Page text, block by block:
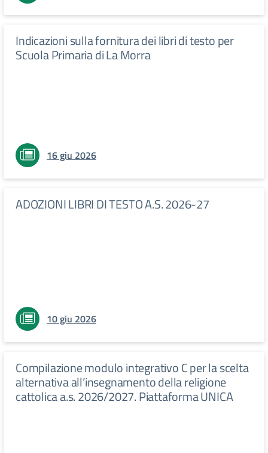
Indicazioni sulla fornitura dei libri di testo per
Scuola Primaria di La Morra
16 giu 2026
ADOZIONI LIBRI DI TESTO A.S. 2026-27
10 giu 2026
Compilazione modulo integrativo C per la scelta
alternativa all’insegnamento della religione
cattolica a.s. 2026/2027. Piattaforma UNICA